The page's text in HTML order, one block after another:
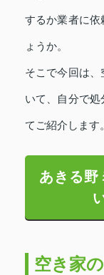
するか業者に依
ょうか。
そこで今回は
いて、自分で
てご紹介します。
あきる
空き家